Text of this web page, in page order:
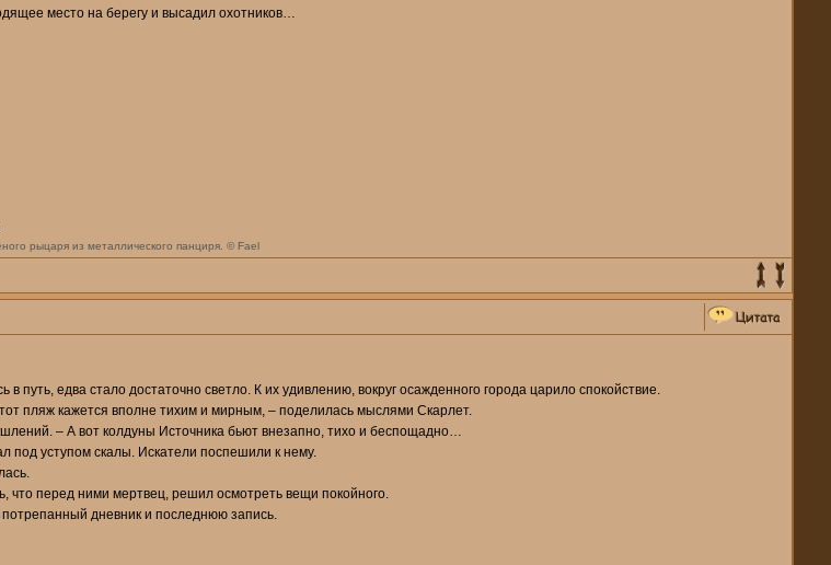
место на берегу и высадил охотников…
рыцаря из металлического панциря. © Fael
путь, едва стало достаточно светло. К их удивлению, вокруг осажденного города царило спокойствие.
пляж кажется вполне тихим и мирным, – поделилась мыслями Скарлет.
– А вот колдуны Источника бьют внезапно, тихо и беспощадно…
под уступом скалы. Искатели поспешили к нему.
что перед ними мертвец, решил осмотреть вещи покойного.
потрепанный дневник и последнюю запись.